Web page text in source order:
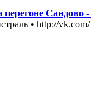
Сандово -
• http://vk.com/